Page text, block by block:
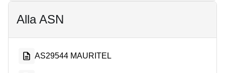
Alla ASN
AS29544 MAURITEL